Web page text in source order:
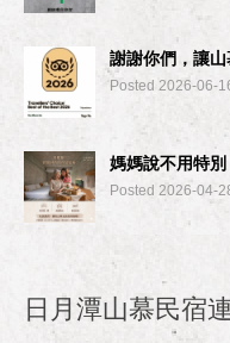
謝謝你們，讓
Posted 2026-06-
媽媽說不用特
Posted 2026-04-
日月潭山慕民宿